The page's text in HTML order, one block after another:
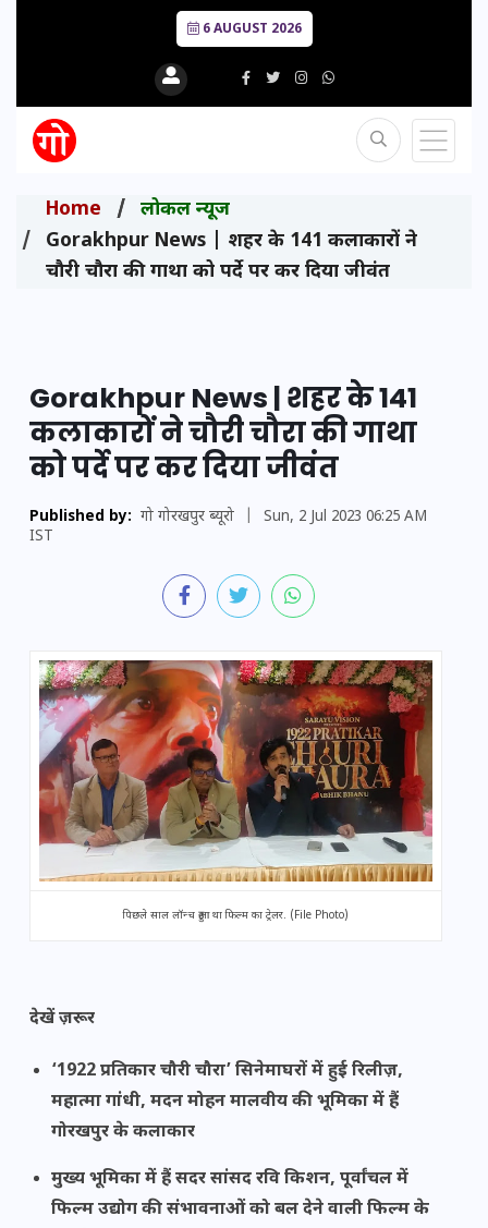
6 AUGUST 2026
Home
लोकल न्यूज
Gorakhpur News | शहर के 141 कलाकारों ने
चौरी चौरा की गाथा को पर्दे पर कर दिया जीवंत
Gorakhpur News | शहर के 141
कलाकारों ने चौरी चौरा की गाथा
को पर्दे पर कर दिया जीवंत
Published by: गो गोरखपुर ब्यूरो
Sun, 2 Jul 2023 06:25 AM
IST
पिछले साल लॉन्च हुआ था फिल्म का ट्रेलर. (File Photo)
देखें ज़रूर
‘1922 प्रतिकार चौरी चौरा’ सिनेमाघरों में हुई रिलीज़,
महात्मा गांधी, मदन मोहन मालवीय की भूमिका में हैं
गोरखपुर के कलाकार
मुख्य भूमिका में हैं सदर सांसद रवि किशन, पूर्वांचल में
फिल्म उद्योग की संभावनाओं को बल देने वाली फिल्म के